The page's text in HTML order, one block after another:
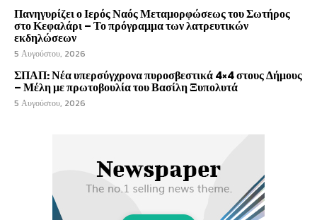
Πανηγυρίζει ο Ιερός Ναός Μεταμορφώσεως του Σωτήρος
στο Κεφαλάρι – Το πρόγραμμα των λατρευτικών
εκδηλώσεων
5 Αυγούστου, 2026
ΣΠΑΠ: Νέα υπερσύγχρονα πυροσβεστικά 4×4 στους Δήμους
– Μέλη με πρωτοβουλία του Βασίλη Ξυπολυτά
5 Αυγούστου, 2026